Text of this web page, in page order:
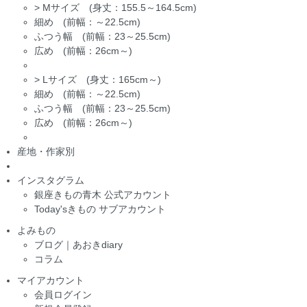
> Mサイズ (身丈：155.5～164.5cm)
細め (前幅：～22.5cm)
ふつう幅 (前幅：23～25.5cm)
広め (前幅：26cm～)
> Lサイズ (身丈：165cm～)
細め (前幅：～22.5cm)
ふつう幅 (前幅：23～25.5cm)
広め (前幅：26cm～)
産地・作家別
インスタグラム
銀座きもの青木 公式アカウント
Today'sきもの サブアカウント
よみもの
ブログ｜あおきdiary
コラム
マイアカウント
会員ログイン